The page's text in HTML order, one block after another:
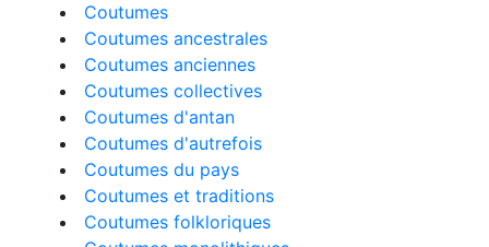
Coutumes
Coutumes ancestrales
Coutumes anciennes
Coutumes collectives
Coutumes d'antan
Coutumes d'autrefois
Coutumes du pays
Coutumes et traditions
Coutumes folkloriques